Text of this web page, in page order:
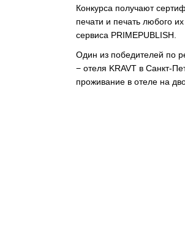
Конкурса получают
печати и печать любого
сервиса PRIMEPUBLISH.
Один из победителей по
− отеля KRAVT в Санкт-
проживание в отеле на